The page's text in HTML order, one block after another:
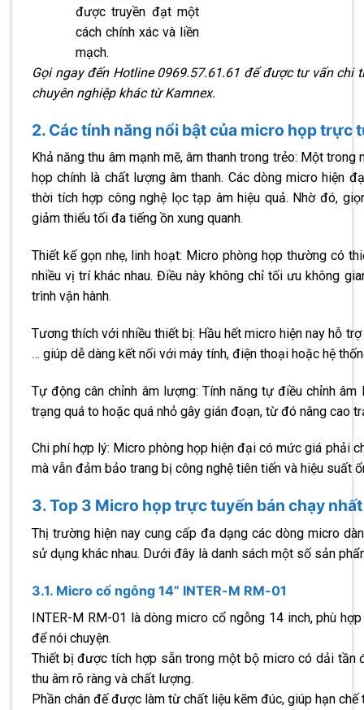
được truyền đạt một
cách chính xác và liền
mạch.
Gọi ngay đến Hotline 0969.57.61.61 để được tư vấn
chuyên nghiệp khác từ Kamnex.
2. Các tính năng nổi bật của micro họp trực
Khả năng thu âm mạnh mẽ, âm thanh trong trẻo: Một
họp chính là chất lượng âm thanh. Các dòng micro hiện
thời tích hợp công nghệ lọc tạp âm hiệu quả. Nhờ đó,
giảm thiểu tối đa tiếng ồn xung quanh.
Thiết kế gọn nhẹ, linh hoạt: Micro phòng họp thường có
nhiều vị trí khác nhau. Điều này không chỉ tối ưu không
trình vận hành.
Tương thích với nhiều thiết bị: Hầu hết micro hiện nay hỗ
… giúp dễ dàng kết nối với máy tính, điện thoại hoặc hệ
Tự động cân chỉnh âm lượng: Tính năng tự điều chỉnh
trạng quá to hoặc quá nhỏ gây gián đoạn, từ đó nâng cao
Chi phí hợp lý: Micro phòng họp hiện đại có mức giá phải
mà vẫn đảm bảo trang bị công nghệ tiên tiến và hiệu suất
3. Top 3 Micro họp trực tuyến bán chạy
Thị trường hiện nay cung cấp đa dạng các dòng micro
sử dụng khác nhau. Dưới đây là danh sách một số sản
3.1. Micro cổ ngỗng 14” INTER-M RM-01
INTER-M RM-01 là dòng micro cổ ngỗng 14 inch, phù
để nói chuyện.
Thiết bị được tích hợp sẵn trong một bộ micro có dải
thu âm rõ ràng và chất lượng.
Phần chân đế được làm từ chất liệu kẽm đúc, giúp hạn chế